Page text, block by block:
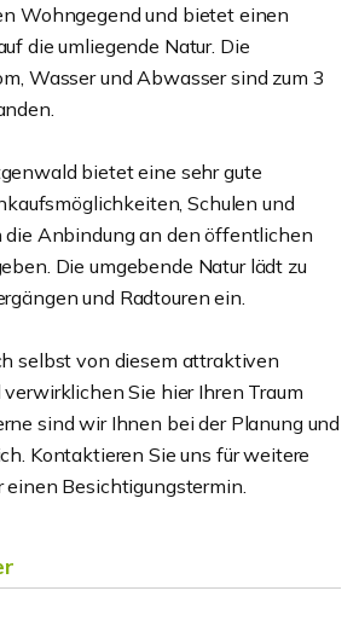
Wohngegend und bietet einen
die umliegende Natur. Die
Wasser und Abwasser sind zum 3
bietet eine sehr gute
Schulen und
die Anbindung an den öffentlichen
Die umgebende Natur lädt zu
und Radtouren ein.
selbst von diesem attraktiven
verwirklichen Sie hier Ihren Traum
sind wir Ihnen bei der Planung und
Kontaktieren Sie uns für weitere
einen Besichtigungstermin.